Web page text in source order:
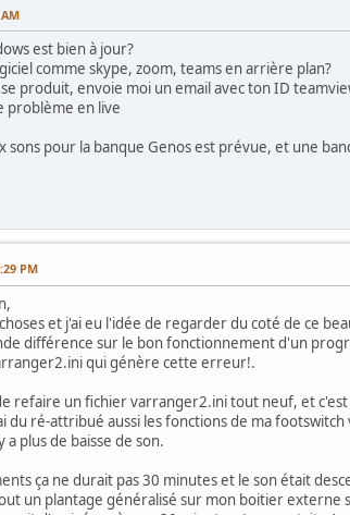
est bien à jour?
comme skype, zoom, teams en arrière plan?
produit, envoie moi un email avec ton ID
problème en live
sons pour la banque Genos est prévue, et une
PM
choses et j'ai eu l'idée de regarder du coté de ce
différence sur le bon fonctionnement d'un
qui génère cette erreur!.
refaire un fichier varranger2.ini tout neuf, et
du ré-attribué aussi les fonctions de ma
plus de baisse de son.
ça ne durait pas 30 minutes et le son était
un plantage généralisé sur mon boitier